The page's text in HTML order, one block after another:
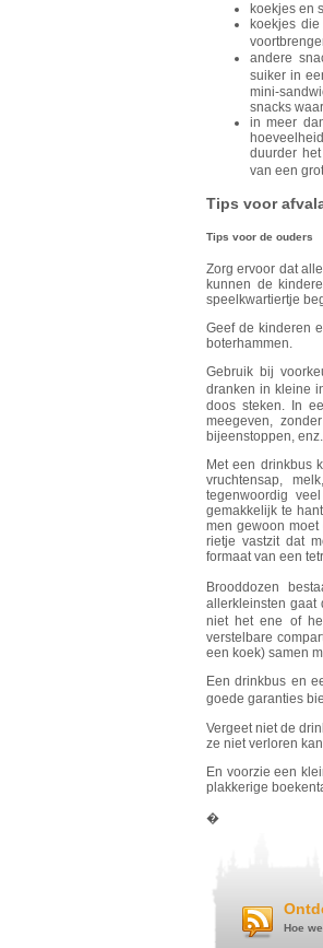
koekjes en
koekjes
andere
suiker in
mini-
snacks
in meer
duurder
van een
Tips voor
Tips voor de ouders
Zorg ervoor dat
kunnen de
speelkwartiertje
Geef de kinderen
boterhammen.
Gebruik bij
dranken in kleine
doos steken. In
meegeven,
bijeenstoppen, enz.
Met een drinkbus
vruchtensap,
tegenwoordig
gemakkelijk te
men gewoon
rietje vastzit dat
formaat van een
Brooddozen
allerkleinsten gaat
niet het ene of
verstelbare
een koek) samen
Een drinkbus en
goede garanties
Vergeet niet de
ze niet verloren kan
En voorzie een
plakkerige
�
Hoe